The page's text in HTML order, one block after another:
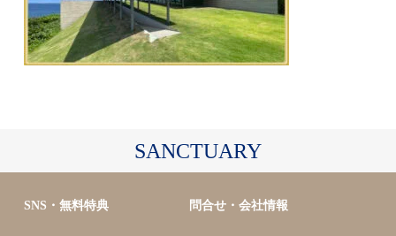
SANCTUARY
SNS・無料特典 問合せ・会社情報